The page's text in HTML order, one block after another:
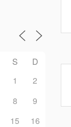
S
D
1
2
8
9
15
16